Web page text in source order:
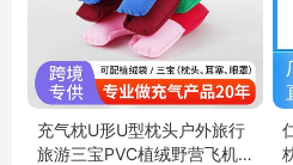
充气枕U形U型枕头户外旅行
旅游三宝PVC植绒野营飞机